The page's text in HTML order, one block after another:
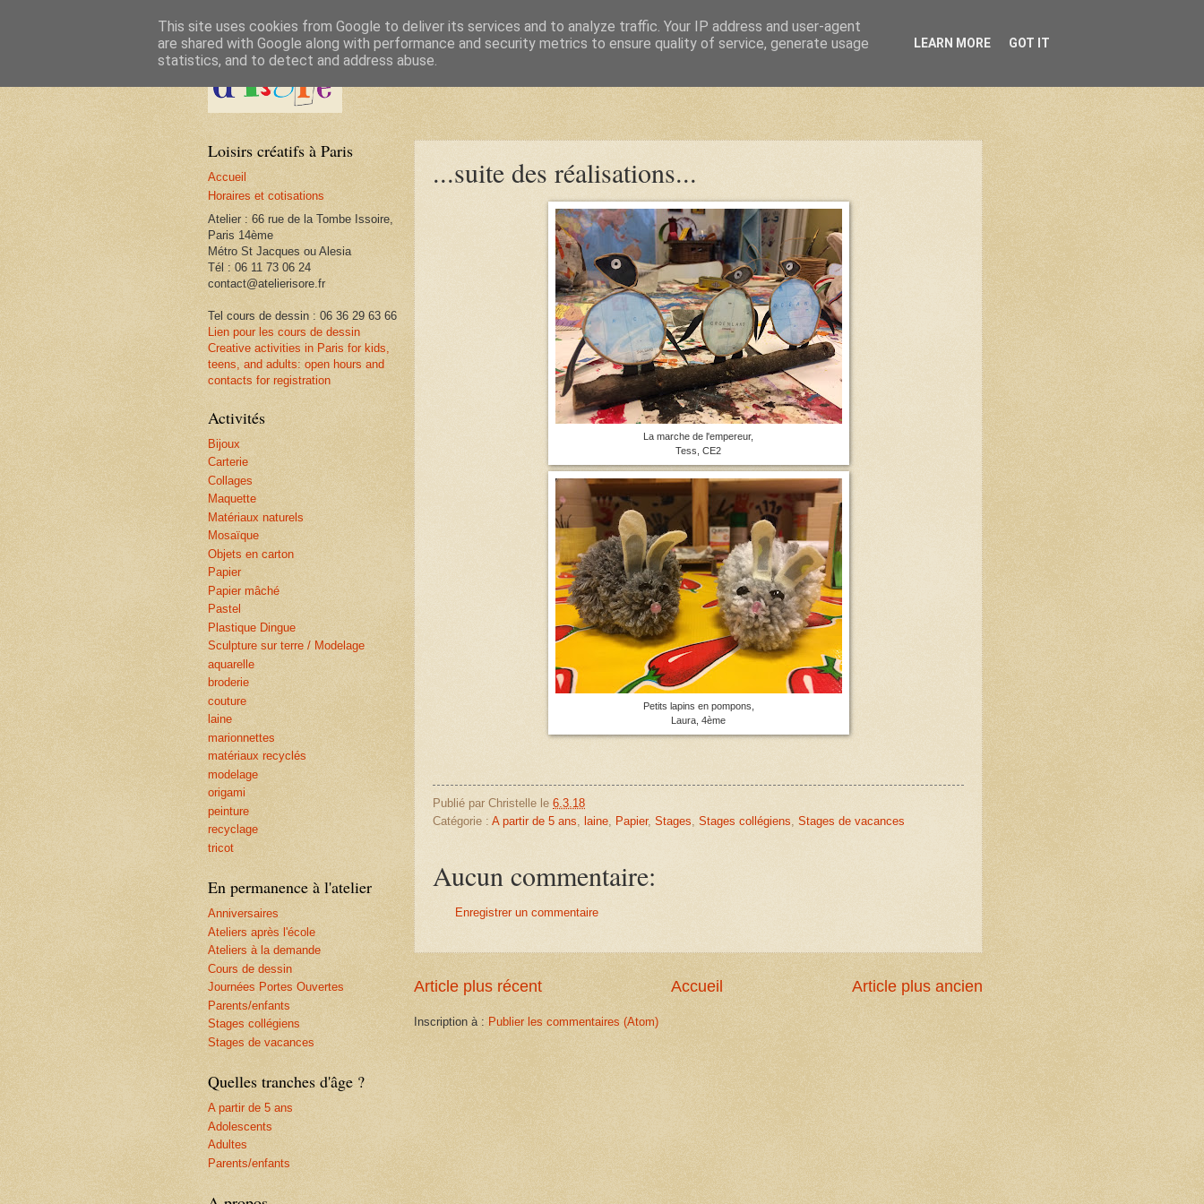
...suite des réalisations...
La marche de l'empereur,
Tess, CE2
Petits lapins en pompons,
Laura, 4ème
Publié par Christelle le 6.3.18
Catégorie : A partir de 5 ans, laine, Papier, Stages, Stages collégiens, Stages de vacances
Aucun commentaire:
Enregistrer un commentaire
Article plus récent Article plus ancien
Accueil
Inscription à : Publier les commentaires (Atom)
Loisirs créatifs à Paris
Accueil
Horaires et cotisations
Atelier : 66 rue de la Tombe Issoire,
Paris 14ème
Métro St Jacques ou Alesia
Tél : 06 11 73 06 24
contact@atelierisore.fr
Tel cours de dessin : 06 36 29 63 66
Lien pour les cours de dessin
Creative activities in Paris for kids,
teens, and adults: open hours and
contacts for registration
Activités
Bijoux
Carterie
Collages
Maquette
Matériaux naturels
Mosaïque
Objets en carton
Papier
Papier mâché
Pastel
Plastique Dingue
Sculpture sur terre / Modelage
aquarelle
broderie
couture
laine
marionnettes
matériaux recyclés
modelage
origami
peinture
recyclage
tricot
En permanence à l'atelier
Anniversaires
Ateliers après l'école
Ateliers à la demande
Cours de dessin
Journées Portes Ouvertes
Parents/enfants
Stages collégiens
Stages de vacances
Quelles tranches d'âge ?
A partir de 5 ans
Adolescents
Adultes
Parents/enfants
This site uses cookies from Google to deliver its services and to analyze traffic. Your IP address and user-agent
are shared with Google along with performance and security metrics to ensure quality of service, generate usage
statistics, and to detect and address abuse.
LEARN MORE GOT IT